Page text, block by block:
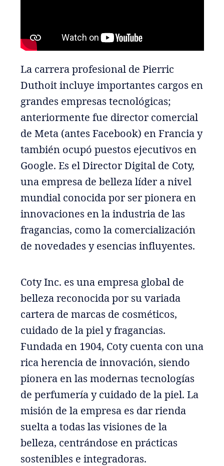
La carrera profesional de Pierric
Duthoit incluye importantes cargos en
grandes empresas tecnológicas;
anteriormente fue director comercial
de Meta (antes Facebook) en Francia y
también ocupó puestos ejecutivos en
Google. Es el Director Digital de Coty,
una empresa de belleza líder a nivel
mundial conocida por ser pionera en
innovaciones en la industria de las
fragancias, como la comercialización
de novedades y esencias influyentes.
Coty Inc. es una empresa global de
belleza reconocida por su variada
cartera de marcas de cosméticos,
cuidado de la piel y fragancias.
Fundada en 1904, Coty cuenta con una
rica herencia de innovación, siendo
pionera en las modernas tecnologías
de perfumería y cuidado de la piel. La
misión de la empresa es dar rienda
suelta a todas las visiones de la
belleza, centrándose en prácticas
sostenibles e integradoras.